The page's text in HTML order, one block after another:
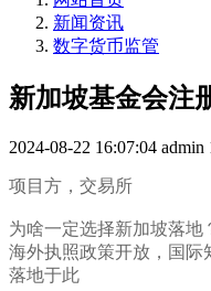
新闻资讯
数字货币监管
新加坡基金会注
2024-08-22 16:07:04 admin
项目方，交易所
为啥一定选择新加坡落地
海外执照政策开放，国际
落地于此